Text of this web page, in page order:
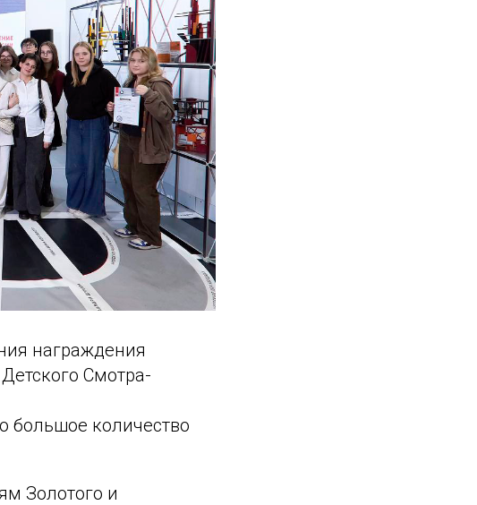
награждения
Смотра-
большое количество
Золотого и